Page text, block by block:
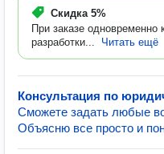
Скидка 5%
При заказе одновременно
разработки...
Читать ещё
Консультация по
Сможете задать любые
Объясню все просто и